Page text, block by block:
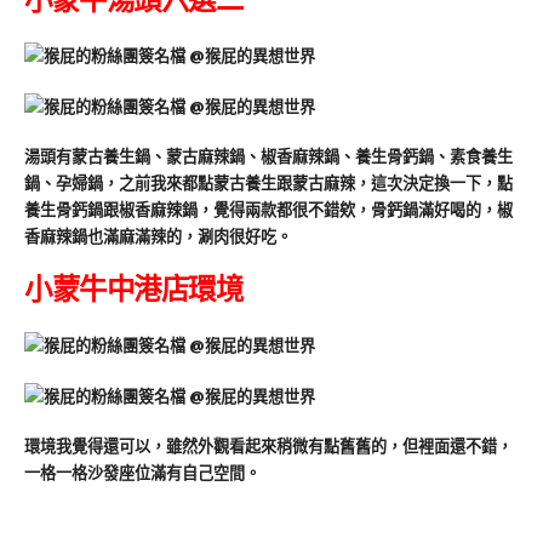
湯頭有蒙古養生鍋、蒙古麻辣鍋、椒香麻辣鍋、養生骨鈣鍋、素食養生
鍋、孕婦鍋，之前我來都點蒙古養生跟蒙古麻辣，這次決定換一下，點
養生骨鈣鍋跟椒香麻辣鍋，覺得兩款都很不錯欸，骨鈣鍋滿好喝的，椒
香麻辣鍋也滿麻滿辣的，涮肉很好吃。
小蒙牛中港店環境
環境我覺得還可以，雖然外觀看起來稍微有點舊舊的，但裡面還不錯，
一格一格沙發座位滿有自己空間。